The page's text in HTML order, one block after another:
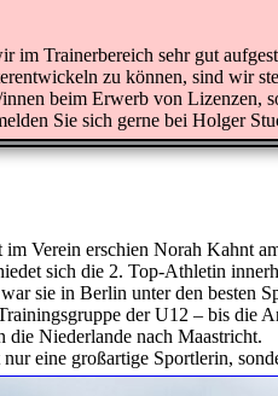
im Trainerbereich sehr gut
zu können, sind wir
beim Erwerb von Lizenzen,
Sie sich gerne bei Holger
Verein erschien Norah Kahnt
sich die 2. Top-Athletin
sie in Berlin unter den besten
der U12 – bis die
die Niederlande nach Maastricht.
eine großartige Sportlerin,